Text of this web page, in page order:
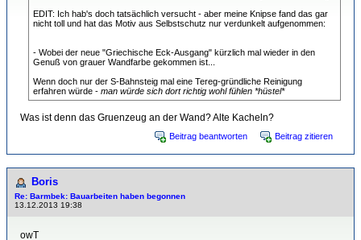
EDIT: Ich hab's doch tatsächlich versucht - aber meine Knipse fand das gar
nicht toll und hat das Motiv aus Selbstschutz nur verdunkelt aufgenommen:
- Wobei der neue "Griechische Eck-Ausgang" kürzlich mal wieder in den
Genuß von grauer Wandfarbe gekommen ist...
Wenn doch nur der S-Bahnsteig mal eine Tereg-gründliche Reinigung
erfahren würde - man würde sich dort richtig wohl fühlen *hüstel*
Was ist denn das Gruenzeug an der Wand? Alte Kacheln?
Beitrag beantworten Beitrag zitieren
Boris
Re: Barmbek: Bauarbeiten haben begonnen
13.12.2013 19:38
owT